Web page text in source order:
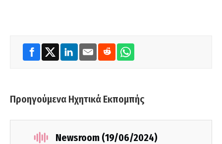
Προηγούμενα Ηχητικά Εκπομπής
Newsroom (19/06/2024)